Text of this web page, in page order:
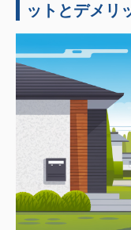
ットとデメリ